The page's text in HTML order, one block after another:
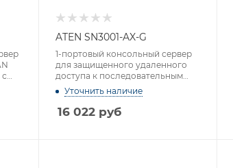
ATEN SN3001-AX-G
1-портовый консольный сервер
для защищенного удаленного
доступа к последовательным
портам,
Уточнить наличие
16 022руб